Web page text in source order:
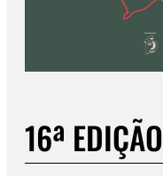
16ª EDIÇÃO